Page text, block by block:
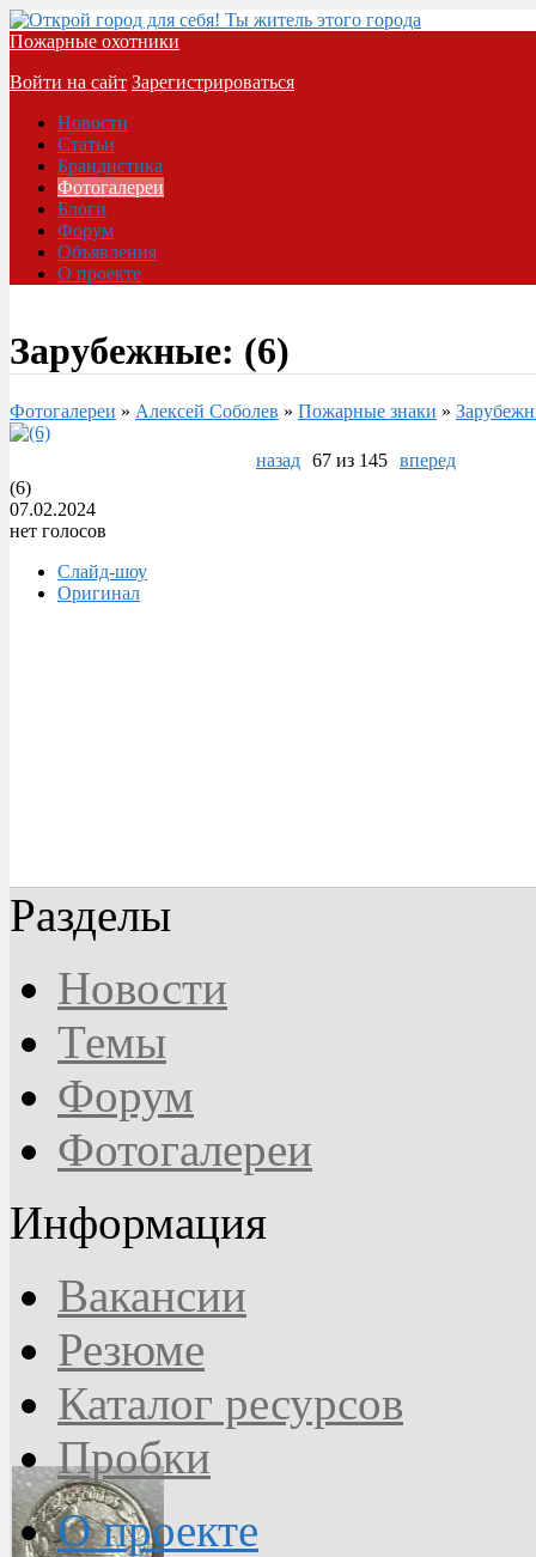
Пожарные охотники
Войти на сайт Зарегистрироваться
Новости
Статьи
Брандистика
Фотогалереи
Блоги
Форум
Объявления
О проекте
Зарубежные: (6)
Фотогалереи » Алексей Соболев » Пожарные знаки »
назад 67 из 145 вперед
(6)
07.02.2024
нет голосов
Слайд-шоу
Оригинал
Разделы
Новости
Темы
Форум
Фотогалереи
Информация
Вакансии
Резюме
Каталог ресурсов
Пробки
О проекте